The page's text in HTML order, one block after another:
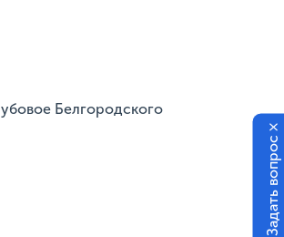
Белгородского
Задать вопрос
×